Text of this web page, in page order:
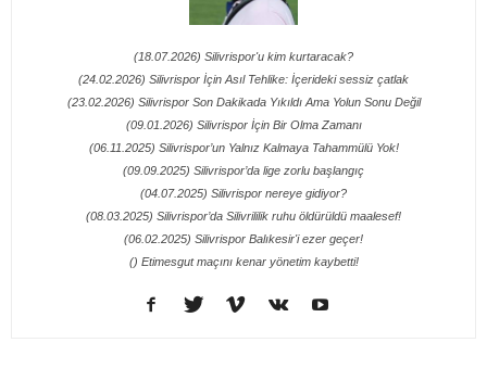
(18.07.2026) Silivrispor'u kim kurtaracak?
(24.02.2026) Silivrispor İçin Asıl Tehlike: İçerideki sessiz çatlak
(23.02.2026) Silivrispor Son Dakikada Yıkıldı Ama Yolun Sonu Değil
(09.01.2026) Silivrispor İçin Bir Olma Zamanı
(06.11.2025) Silivrispor’un Yalnız Kalmaya Tahammülü Yok!
(09.09.2025) Silivrispor’da lige zorlu başlangıç
(04.07.2025) Silivrispor nereye gidiyor?
(08.03.2025) Silivrispor’da Silivrililik ruhu öldürüldü maalesef!
(06.02.2025) Silivrispor Balıkesir'i ezer geçer!
() Etimesgut maçını kenar yönetim kaybetti!